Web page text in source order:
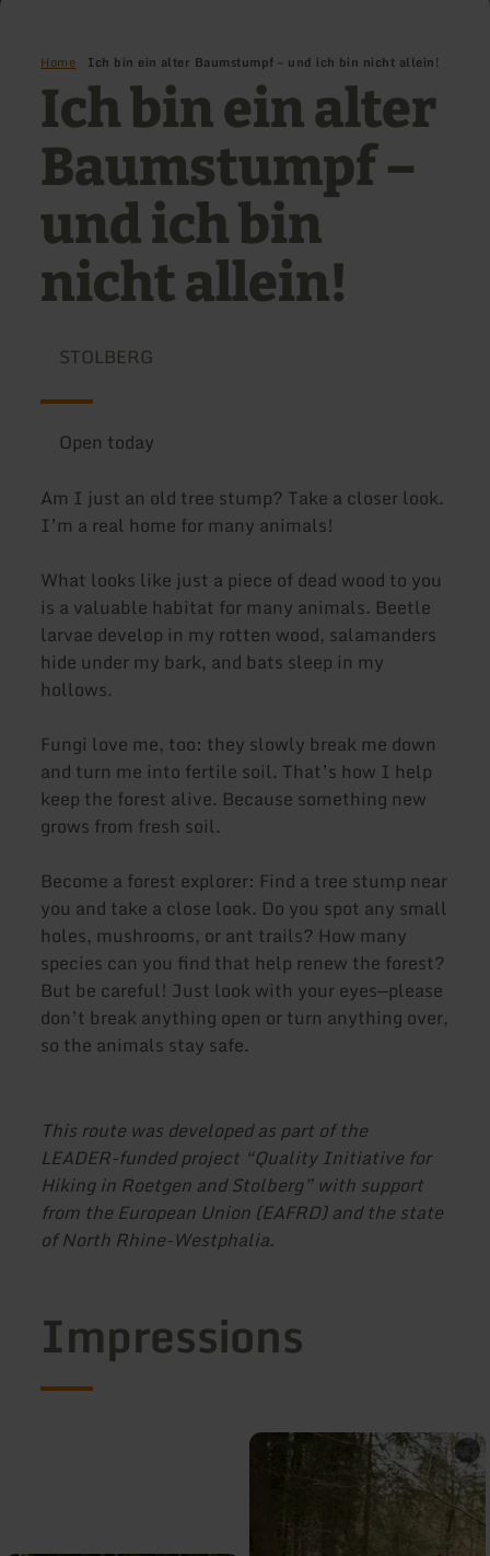
Home Ich bin ein alter Baumstumpf – und ich bin nicht allein!
Ich bin ein alter
Baumstumpf –
und ich bin
nicht allein!
STOLBERG
Open today
Am I just an old tree stump? Take a closer look.
I’m a real home for many animals!
What looks like just a piece of dead wood to you
is a valuable habitat for many animals. Beetle
larvae develop in my rotten wood, salamanders
hide under my bark, and bats sleep in my
hollows.
Fungi love me, too: they slowly break me down
and turn me into fertile soil. That’s how I help
keep the forest alive. Because something new
grows from fresh soil.
Become a forest explorer: Find a tree stump near
you and take a close look. Do you spot any small
holes, mushrooms, or ant trails? How many
species can you find that help renew the forest?
But be careful! Just look with your eyes—please
don’t break anything open or turn anything over,
so the animals stay safe.
This route was developed as part of the
LEADER-funded project “Quality Initiative for
Hiking in Roetgen and Stolberg” with support
from the European Union (EAFRD) and the state
of North Rhine-Westphalia.
Impressions